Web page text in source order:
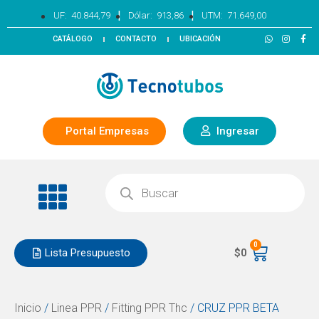
UF: 40.844,79 | Dólar: 913,86 | UTM: 71.649,00
CATÁLOGO CONTACTO UBICACIÓN
Portal Empresas Ingresar
Lista Presupuesto $0
0
Inicio / Linea PPR / Fitting PPR Thc / CRUZ PPR BETA